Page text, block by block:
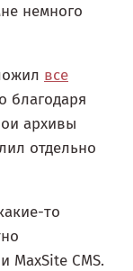
немного
все
благодаря
архивы
отдельно
то
MaxSite CMS.